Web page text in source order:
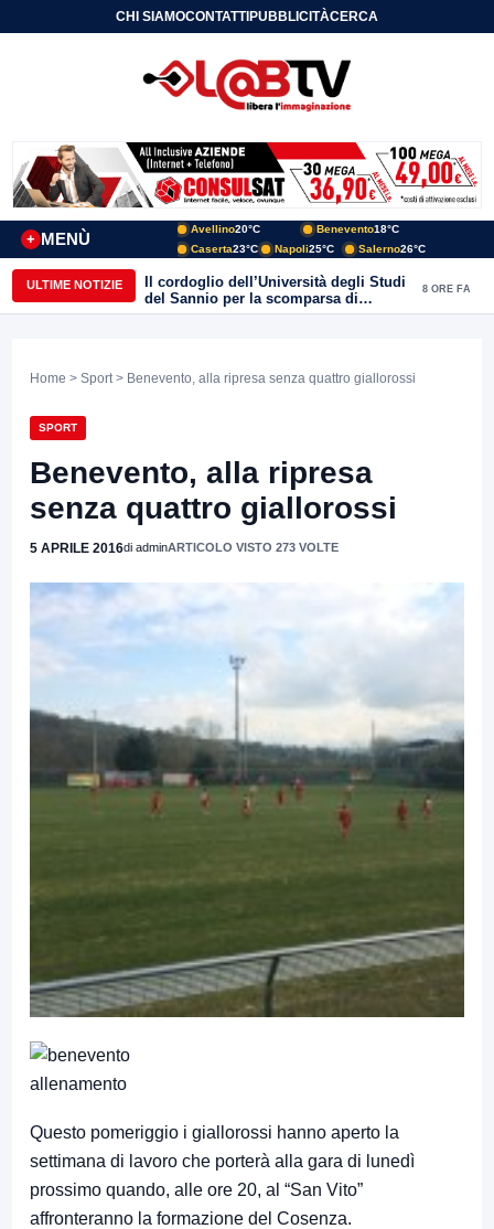
CHI SIAMOCONTATTIPUBBLICITÀCERCA
MENÙ
+
Avellino20°C Benevento18°C
Caserta23°C Napoli25°C Salerno26°C
ULTIME NOTIZIE
Il cordoglio dell’Università degli Studi
del Sannio per la scomparsa di
Roberto Costanzo
8 ORE FA
Home > Sport > Benevento, alla ripresa senza quattro giallorossi
SPORT
Benevento, alla ripresa
senza quattro giallorossi
5 APRILE 2016di adminARTICOLO VISTO 273 VOLTE
Questo pomeriggio i giallorossi hanno aperto la
settimana di lavoro che porterà alla gara di lunedì
prossimo quando, alle ore 20, al “San Vito”
affronteranno la formazione del Cosenza.